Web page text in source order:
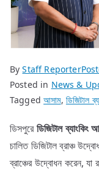
ByStaff Reporter
Posted in News &
Taggedআসাম, ডিজিটাল
ডিসপুরেডিজিটালব্যাংকিং
চালিত ডিজিটাল ব্রাঞ্চ
ব্রাঞ্চের উদ্বোধন করেন, যা